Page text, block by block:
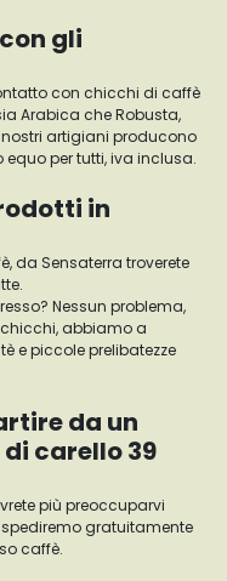
gli
con chicchi di caffè
Arabica che Robusta,
nostri artigiani producono
per tutti, iva inclusa.
in
da Sensaterra troverete
Nessun problema,
abbiamo a
e piccole prelibatezze
da un
carello 39
più preoccuparvi
gratuitamente
caffè.